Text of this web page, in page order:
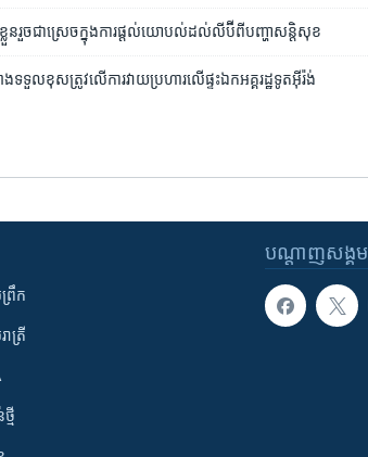
ខ្លួន​រួច​ជា​ស្រេច​ក្នុង​ការ​ផ្តល់​យោបល់​ដល់​លីប៊ី​ពី​បញ្ហា​សន្តិសុខ
ង​ទទួលខុសត្រូវ​​លើ​ការ​វាយប្រហារ​លើ​ផ្ទះឯកអគ្គរដ្ឋទូត​​​អ៊ីរ៉ង់​
បណ្តាញ​សង្គម
រឹក
ត្រី
មី